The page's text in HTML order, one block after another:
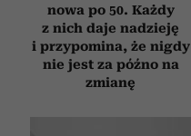
nowa po 50. Każdy
z nich daje nadzieję
i przypomina, że nigdy
nie jest za późno na
zmianę